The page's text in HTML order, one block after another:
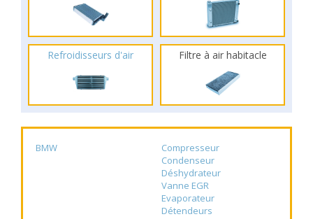
Refroidisseurs d'air Filtre à air habitacle
BMW
Compresseur
Condenseur
Déshydrateur
Vanne EGR
Evaporateur
Détendeurs